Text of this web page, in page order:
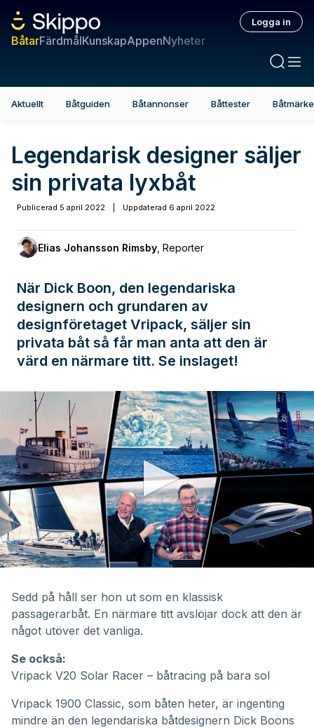
BåtarFärdmålKunskapAppenNyheter
Logga in
Aktuellt Båtguiden Båtannonser Båttester
Legendarisk designer säljer
sin privata lyxbåt
Publicerad 5 april 2022 Uppdaterad 6 april 2022
Elias Johansson Rimsby Reporter
När Dick Boon, den legendariska
designern och grundaren av
designföretaget Vripack, säljer sin
privata båt så får man anta att den är
värd en närmare titt. Se inslaget!
minutes,
seconds
Sedd på håll ser hon ut som en klassisk
passagerarbåt. En närmare titt avslöjar dock att den är
något utöver det vanliga.
Se också:
Vripack V20 Solar Racer – båtracing på bara sol
Vripack 1900 Classic, som båten heter, är ingenting
mindre än den legendariska båtdesignern Dick Boons